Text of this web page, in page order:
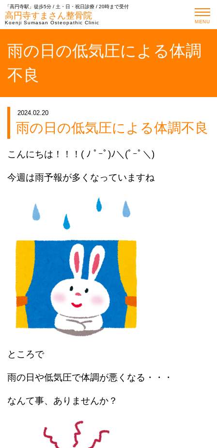
「高円寺駅」徒歩5分 / 土・日・祝日診療 / 20時まで受付
高円寺すまさん整骨院
Koenji Sumasan Osteopathic Clinic MENU
雨の日の低気圧による体調
不良
2024.02.20
雨の日の低気圧による体調不良
こんにちは！！！( ﾉ ﾟｰﾟ)ﾉ＼(ﾟｰﾟ＼)
今週は雨予報が多くなっていますね
ところで
雨の日や低気圧で体調が悪くなる・・・
なんて事、ありませんか？